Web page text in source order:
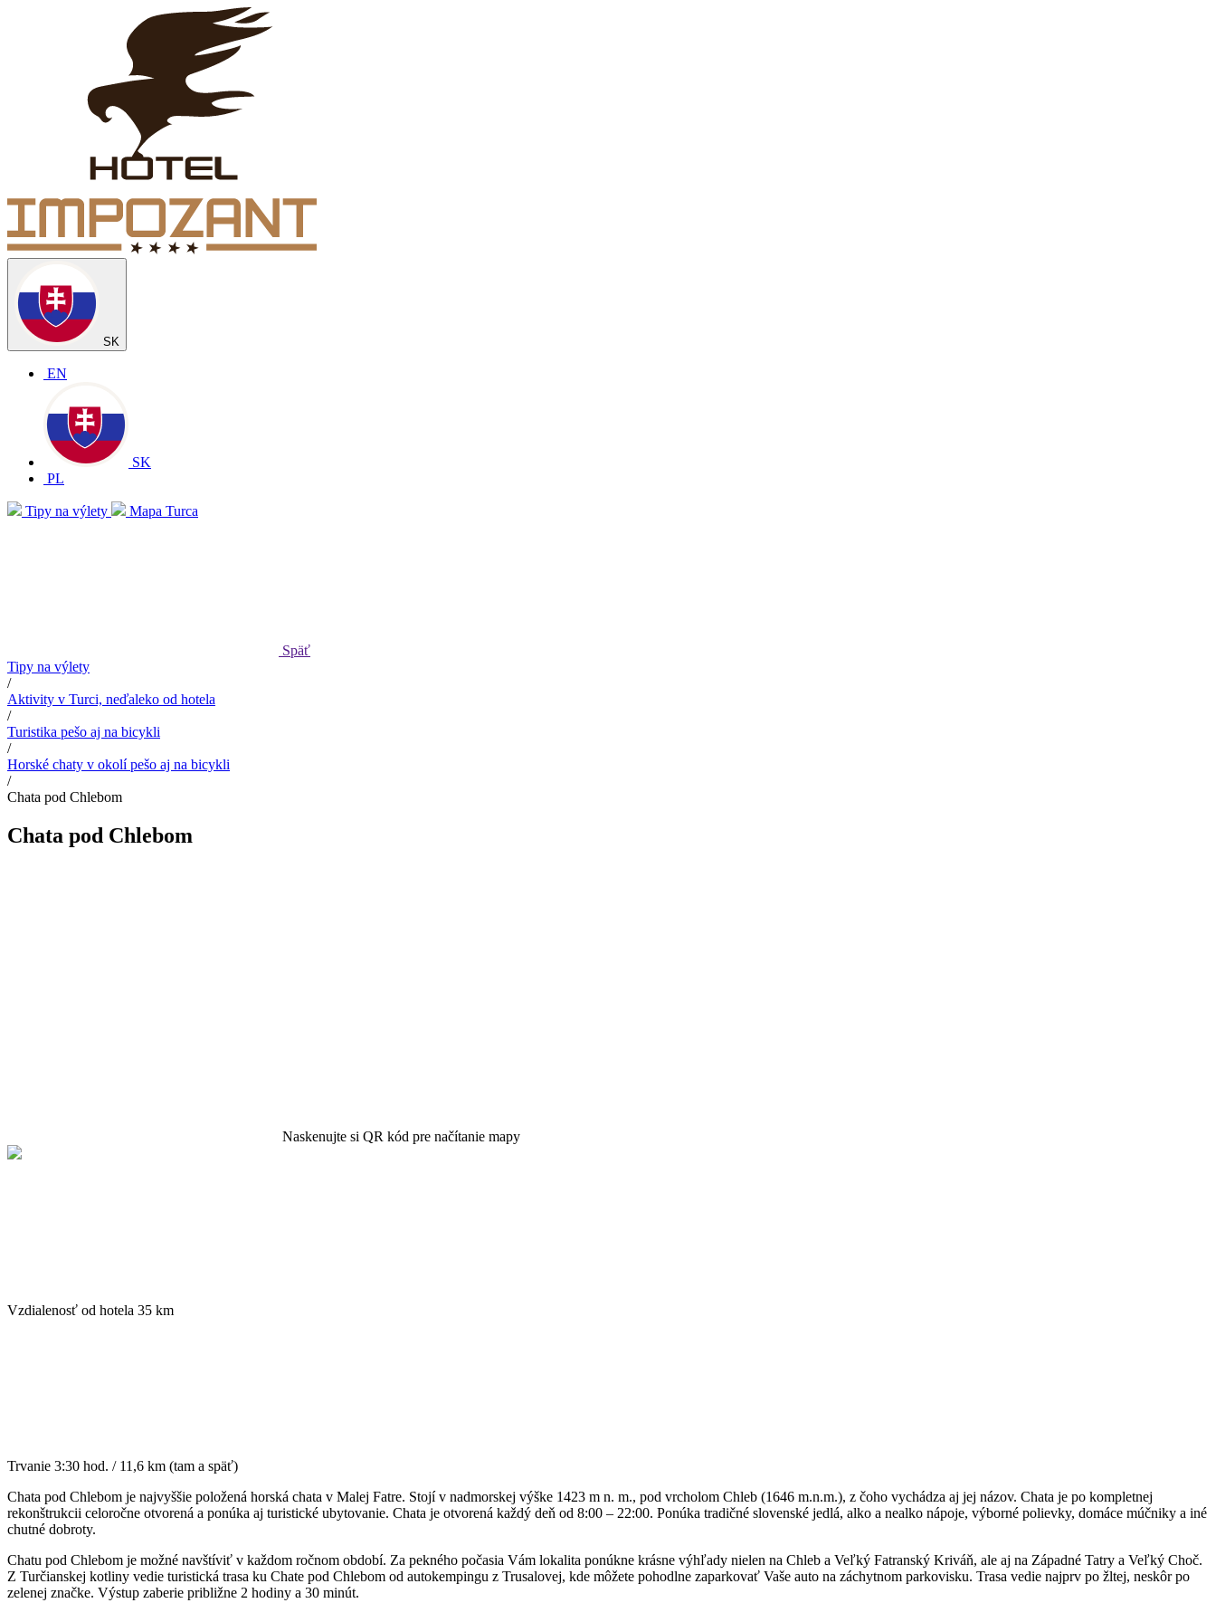
SK
EN
SK
PL
Tipy na výlety Mapa Turca
Späť
Tipy na výlety
/
Aktivity v Turci, neďaleko od hotela
/
Turistika pešo aj na bicykli
/
Horské chaty v okolí pešo aj na bicykli
/
Chata pod Chlebom
Chata pod Chlebom
Naskenujte si QR kód pre načítanie mapy
Vzdialenosť od hotela 35 km
Trvanie 3:30 hod. / 11,6 km (tam a späť)
Chata pod Chlebom je najvyššie položená horská chata v Malej Fatre. Stojí v nadmorskej výške 1423 m n. m., pod vrcholom Chleb (1646 m.n.m.), z čoho vychádza aj jej názov. Chata je po kompletnej
rekonštrukcii celoročne otvorená a ponúka aj turistické ubytovanie. Chata je otvorená každý deň od 8:00 – 22:00. Ponúka tradičné slovenské jedlá, alko a nealko nápoje, výborné polievky, domáce múčniky a iné
chutné dobroty.
Chatu pod Chlebom je možné navštíviť v každom ročnom období. Za pekného počasia Vám lokalita ponúkne krásne výhľady nielen na Chleb a Veľký Fatranský Kriváň, ale aj na Západné Tatry a Veľký Choč.
Z Turčianskej kotliny vedie turistická trasa ku Chate pod Chlebom od autokempingu z Trusalovej, kde môžete pohodlne zaparkovať Vaše auto na záchytnom parkovisku. Trasa vedie najprv po žltej, neskôr po
zelenej značke. Výstup zaberie približne 2 hodiny a 30 minút.